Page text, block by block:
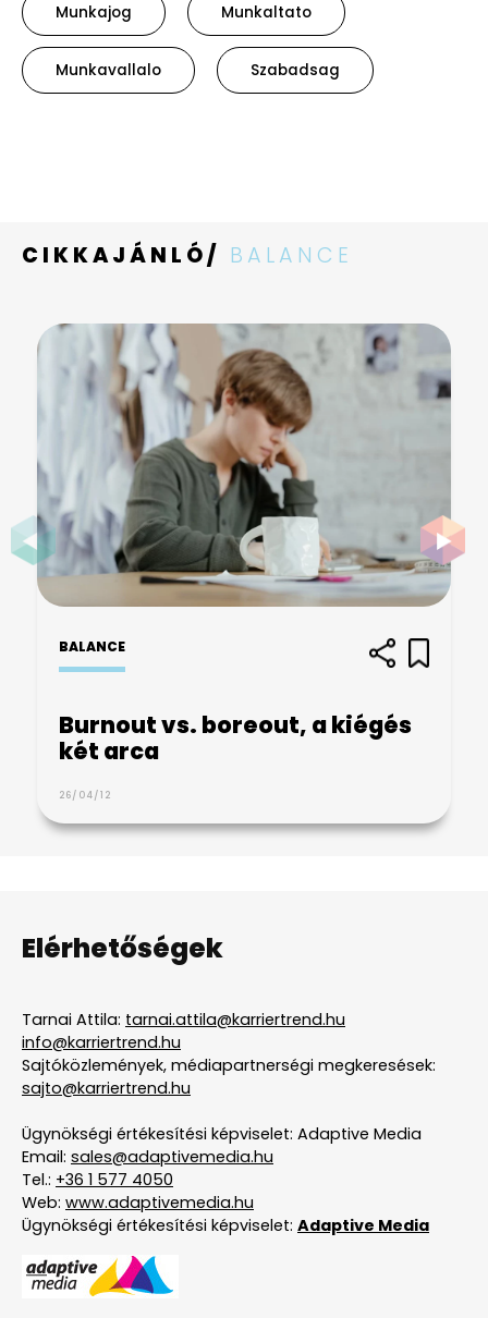
Munkajog Munkaltato
Munkavallalo Szabadsag
CIKKAJÁNLÓ/ BALANCE
BALANCE
Burnout vs. boreout, a kiégés
két arca
26/04/12
Elérhetőségek
Tarnai Attila: tarnai.attila@karriertrend.hu
info@karriertrend.hu
Sajtóközlemények, médiapartnerségi megkeresések:
sajto@karriertrend.hu
Ügynökségi értékesítési képviselet: Adaptive Media
Email: sales@adaptivemedia.hu
Tel.: +36 1 577 4050
Web: www.adaptivemedia.hu
Ügynökségi értékesítési képviselet: Adaptive Media